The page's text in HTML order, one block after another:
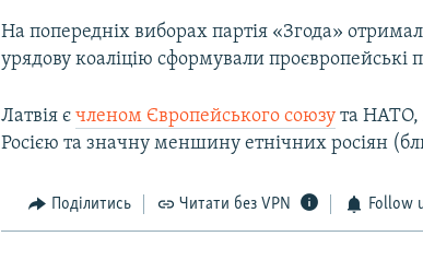
На попередніх виборах партія «Згода»
урядову коаліцію сформували проєвропейські
Латвія єчленом Європейського союзу та НАТО,
Росією та значну меншину етнічних росіян
Поділитись Читати без VPN Follow